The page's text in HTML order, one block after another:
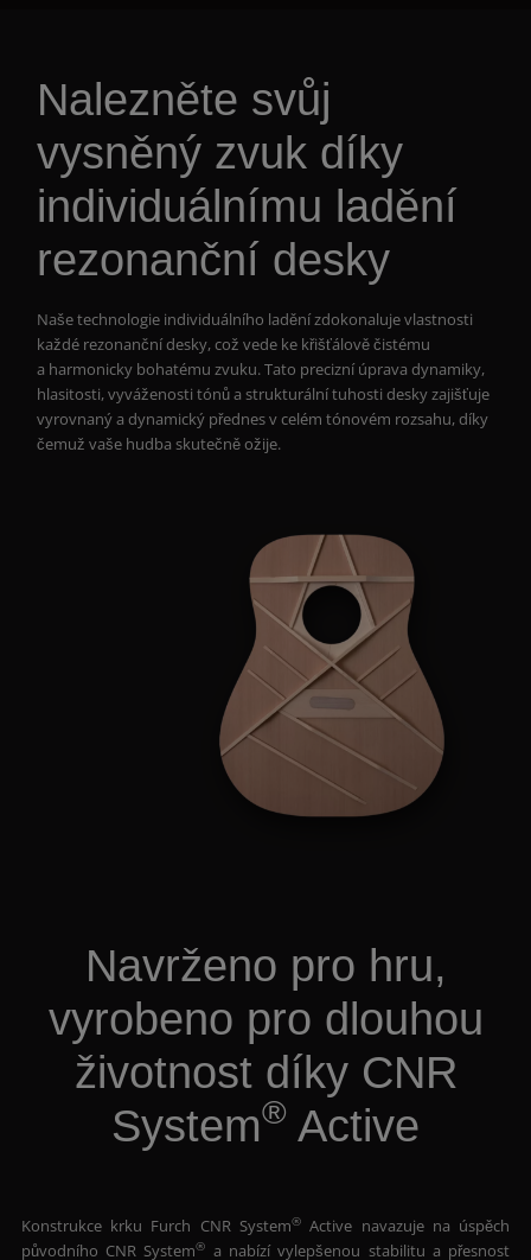
Nalezněte svůj
vysněný zvuk díky
individuálnímu ladění
rezonanční desky
Naše technologie individuálního ladění zdokonaluje vlastnosti
každé rezonanční desky, což vede ke křišťálově čistému
a harmonicky bohatému zvuku. Tato precizní úprava dynamiky,
hlasitosti, vyváženosti tónů a strukturální tuhosti desky zajišťuje
vyrovnaný a dynamický přednes v celém tónovém rozsahu, díky
čemuž vaše hudba skutečně ožije.
Navrženo pro hru,
vyrobeno pro dlouhou
životnost díky CNR
System® Active
Konstrukce krku Furch CNR System® Active navazuje na úspěch
původního CNR System® a nabízí vylepšenou stabilitu a přesnost